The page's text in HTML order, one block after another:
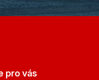
pro vás